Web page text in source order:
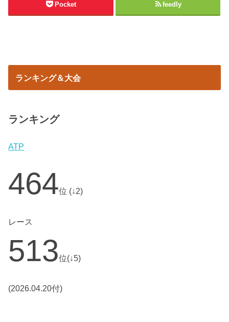
Pocket feedly
ランキング＆大会
ランキング
ATP
464位 (↓2)
レース
513位(↓5)
(2026.04.20付)